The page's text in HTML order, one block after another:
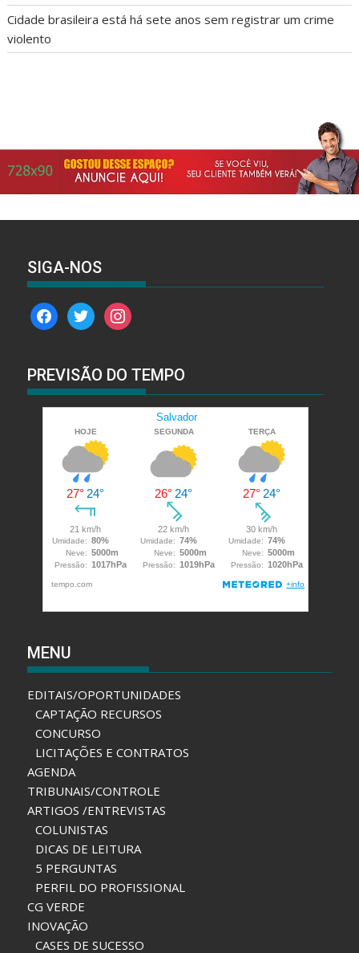
Cidade brasileira está há sete anos sem registrar um crime
violento
SIGA-NOS
facebooktwitterinstagram
PREVISÃO DO TEMPO
MENU
EDITAIS/OPORTUNIDADES
CAPTAÇÃO RECURSOS
CONCURSO
LICITAÇÕES E CONTRATOS
AGENDA
TRIBUNAIS/CONTROLE
ARTIGOS /ENTREVISTAS
COLUNISTAS
DICAS DE LEITURA
5 PERGUNTAS
PERFIL DO PROFISSIONAL
CG VERDE
INOVAÇÃO
CASES DE SUCESSO